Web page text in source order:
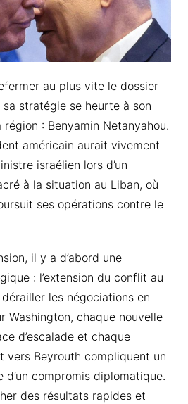
au plus vite le dossier
stratégie se heurte à son
: Benyamin Netanyahou.
américain aurait vivement
israélien lors d’un
à la situation au Liban, où
ses opérations contre le
il y a d’abord une
: l’extension du conflit au
les négociations en
Washington, chaque nouvelle
d’escalade et chaque
vers Beyrouth compliquent un
d’un compromis diplomatique.
des résultats rapides et